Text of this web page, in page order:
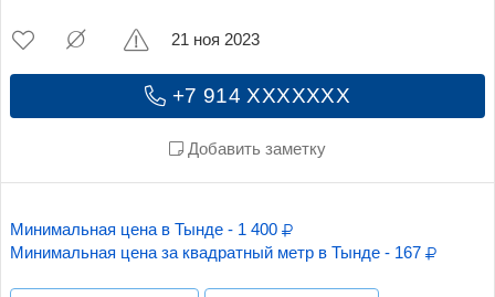
+7 914 XXXXXXX
Добавить заметку
21 ноя 2023
Минимальная цена в Тынде - 1 400
Минимальная цена за квадратный метр в Тынде - 167